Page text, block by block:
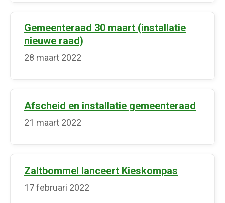
Gemeenteraad 30 maart (installatie
nieuwe raad)
28 maart 2022
Afscheid en installatie gemeenteraad
21 maart 2022
Zaltbommel lanceert Kieskompas
17 februari 2022